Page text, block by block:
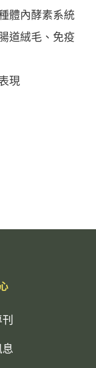
體內酵素系統
道絨毛、免疫
現